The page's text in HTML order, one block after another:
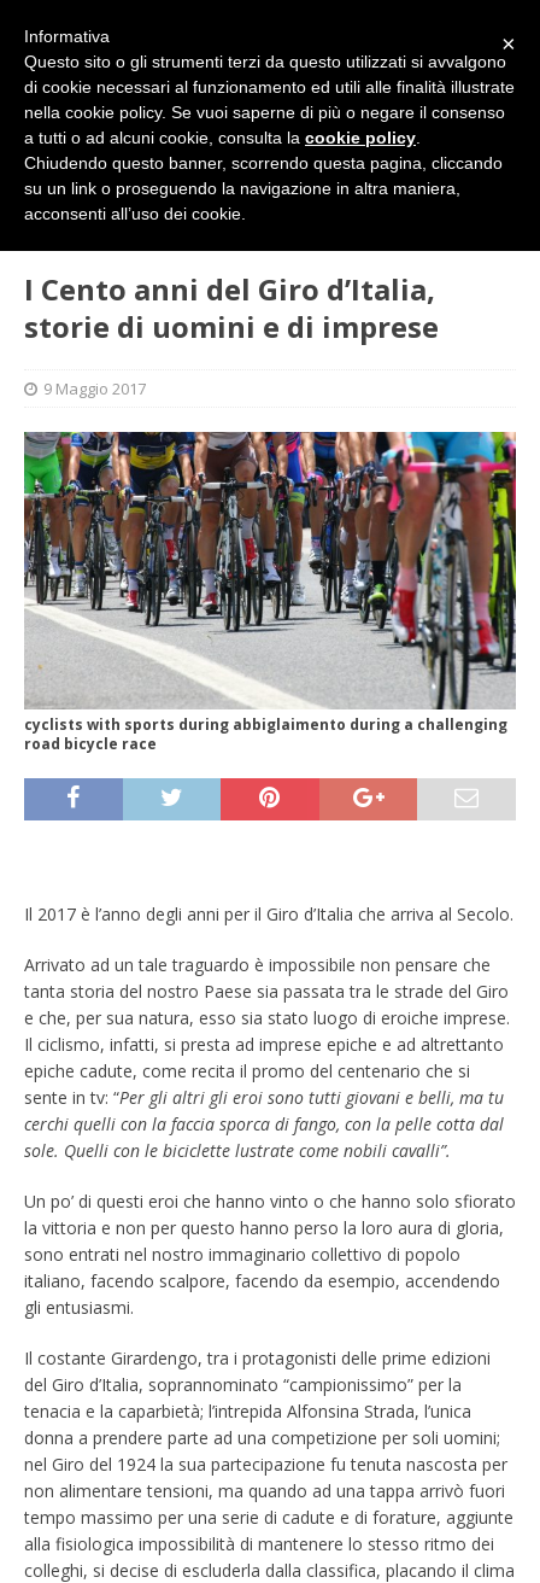
L'ALTRA PAGINA
I Cento anni del Giro d’Italia,
storie di uomini e di imprese
I Cento anni del Giro d’Italia,
storie di uomini e di imprese
9 Maggio 2017
cyclists with sports during abbiglaimento during a challenging
road bicycle race
Il 2017 è l’anno degli anni per il Giro d’Italia che arriva al Secolo.
Arrivato ad un tale traguardo è impossibile non pensare che
tanta storia del nostro Paese sia passata tra le strade del Giro
e che, per sua natura, esso sia stato luogo di eroiche imprese.
Il ciclismo, infatti, si presta ad imprese epiche e ad altrettanto
epiche cadute, come recita il promo del centenario che si
sente in tv: “Per gli altri gli eroi sono tutti giovani e belli, ma tu
cerchi quelli con la faccia sporca di fango, con la pelle cotta dal
sole. Quelli con le biciclette lustrate come nobili cavalli”.
Un po’ di questi eroi che hanno vinto o che hanno solo sfiorato
la vittoria e non per questo hanno perso la loro aura di gloria,
sono entrati nel nostro immaginario collettivo di popolo
italiano, facendo scalpore, facendo da esempio, accendendo
gli entusiasmi.
Il costante Girardengo, tra i protagonisti delle prime edizioni
del Giro d’Italia, soprannominato “campionissimo” per la
tenacia e la caparbietà; l’intrepida Alfonsina Strada, l’unica
donna a prendere parte ad una competizione per soli uomini;
nel Giro del 1924 la sua partecipazione fu tenuta nascosta per
non alimentare tensioni, ma quando ad una tappa arrivò fuori
tempo massimo per una serie di cadute e di forature, aggiunte
alla fisiologica impossibilità di mantenere lo stesso ritmo dei
colleghi, si decise di escluderla dalla classifica, placando il clima
×
Informativa
Questo sito o gli strumenti terzi da questo utilizzati si avvalgono
di cookie necessari al funzionamento ed utili alle finalità illustrate
nella cookie policy. Se vuoi saperne di più o negare il consenso
a tutti o ad alcuni cookie, consulta la cookie policy
Chiudendo questo banner, scorrendo questa pagina, cliccando
su un link o proseguendo la navigazione in altra maniera,
acconsenti all’uso dei cookie.